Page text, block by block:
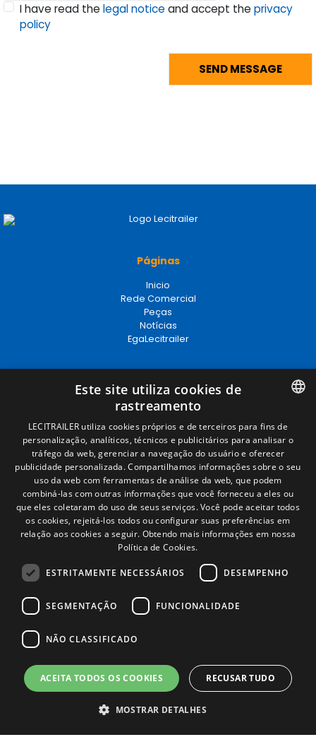
I have read thelegal noticeand accept theprivacy
policy
Páginas
Inicio
Rede Comercial
Peças
Notícias
EgaLecitrailer
Términos legales
Aviso legal
Política de privacidade
Política de cookies
Condições Gerais de Venda
Gerenciar cookies
Contacto
Camino de los Huertos, S/N. Apdo 100
50620 - Casetas (Zaragoza) SPAIN
SPANISH
ENGLISH
FRENCH
ITALIAN
PORTUGUESE
Este site utiliza cookies de
rastreamento
LECITRAILER utiliza cookies próprios e de terceiros para fins de
personalização, analíticos, técnicos e publicitários para analisar o
tráfego da web, gerenciar a navegação do usuário e oferecer
publicidade personalizada. Compartilhamos informações sobre o seu
uso da web com ferramentas de análise da web, que podem
combiná-las com outras informações que você forneceu a eles ou
que eles coletaram do uso de seus serviços. Você pode aceitar todos
os cookies, rejeitá-los todos ou configurar suas preferências em
relação aos cookies a seguir. Obtendo mais informações em nossa
Política de Cookies.
ESTRITAMENTE NECESSÁRIOS DESEMPENHO
SEGMENTAÇÃO FUNCIONALIDADE
NÃO CLASSIFICADO
ACEITA TODOS OS COOKIES RECUSAR TUDO
MOSTRAR DETALHES